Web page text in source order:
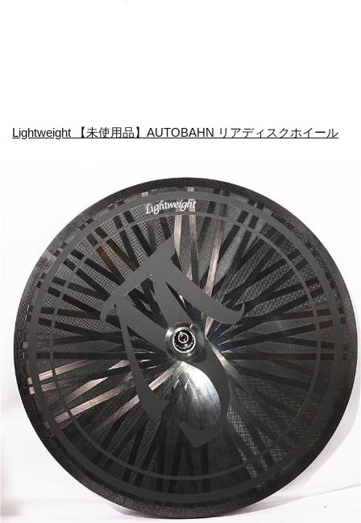
Lightweight 【未使用品】AUTOBAHN リアディスクホイール